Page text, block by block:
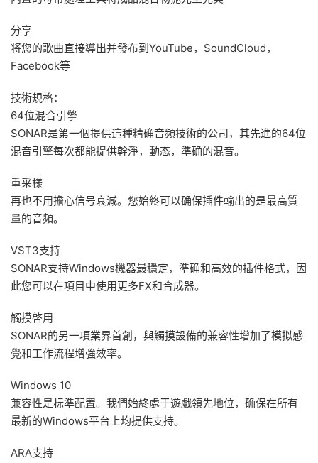
分享
将您的歌曲直接導出并發布到YouTube，SoundCloud，
Facebook等
技術規格：
64位混合引擎
SONAR是第一個提供這種精确音頻技術的公司，其先進的64位
混音引擎每次都能提供幹淨，動态，準确的混音。
重采樣
再也不用擔心信号衰減。您始終可以确保插件輸出的是最高質
量的音頻。
VST3支持
SONAR支持Windows機器最穩定，準确和高效的插件格式，因
此您可以在項目中使用更多FX和合成器。
觸摸啓用
SONAR的另一項業界首創，與觸摸設備的兼容性增加了模拟感
覺和工作流程增強效率。
Windows 10
兼容性是标準配置。我們始終處于遊戲領先地位，确保在所有
最新的Windows平台上均提供支持。
ARA支持